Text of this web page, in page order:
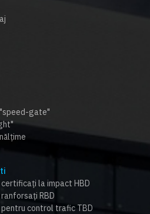
gate"
la impact HBD
RBD
control trafic TBD